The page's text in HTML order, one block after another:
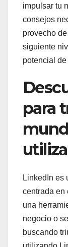
impulsar tu
consejos
provecho
siguiente
potencial
para
LinkedIn es
centrada en
una
negocio o
buscando